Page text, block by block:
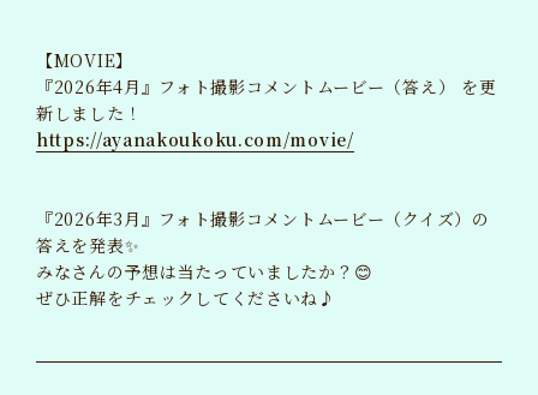
BLOG
TICKET チケット
【MOVIE】
『2026年4月』フォト撮影コメントムービー（答え） を更
新しました！
https://ayanakoukoku.com/movie/
『2026年3月』フォト撮影コメントムービー（クイズ）の
答えを発表✨
みなさんの予想は当たっていましたか？😊
ぜひ正解をチェックしてくださいね♪